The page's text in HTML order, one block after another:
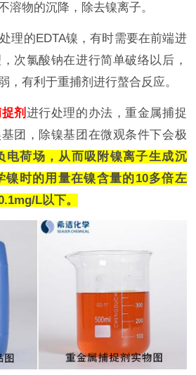
溶物的沉降，除去镍离子。
理的EDTA镍，有时需要在前端进
次氯酸钠在进行简单破络以后，
，有利于重捕剂进行螯合反应。
剂 进行处理的办法，重金属捕捉
团，除镍基团在微观条件下会极
电荷场，从而吸附镍离子生成沉
镍时的用量在镍含量的10多倍左
L以下。